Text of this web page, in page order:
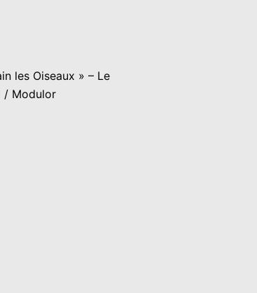
les Oiseaux » – Le
/ Modulor